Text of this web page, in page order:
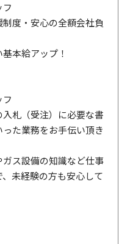
度・安心の全額会社負
本給アップ！
札（受注）に必要な書
た業務をお手伝い頂き
ス設備の知識など仕事
未経験の方も安心して